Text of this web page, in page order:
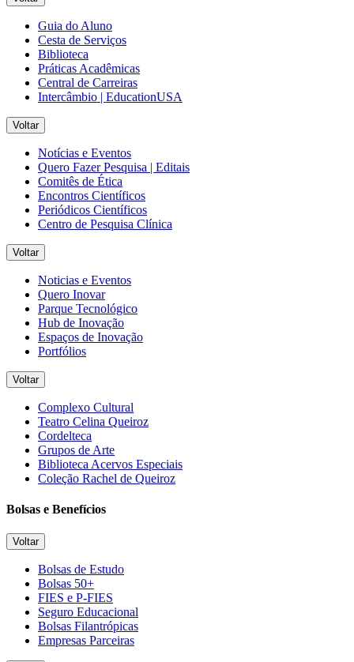
Guia do Aluno
Cesta de Serviços
Biblioteca
Práticas Acadêmicas
Central de Carreiras
Intercâmbio | EducationUSA
Voltar
Notícias e Eventos
Quero Fazer Pesquisa | Editais
Comitês de Ética
Encontros Científicos
Periódicos Científicos
Centro de Pesquisa Clínica
Voltar
Noticias e Eventos
Quero Inovar
Parque Tecnológico
Hub de Inovação
Espaços de Inovação
Portfólios
Voltar
Complexo Cultural
Teatro Celina Queiroz
Cordelteca
Grupos de Arte
Biblioteca Acervos Especiais
Coleção Rachel de Queiroz
Bolsas e Benefícios
Voltar
Bolsas de Estudo
Bolsas 50+
FIES e P-FIES
Seguro Educacional
Bolsas Filantrópicas
Empresas Parceiras